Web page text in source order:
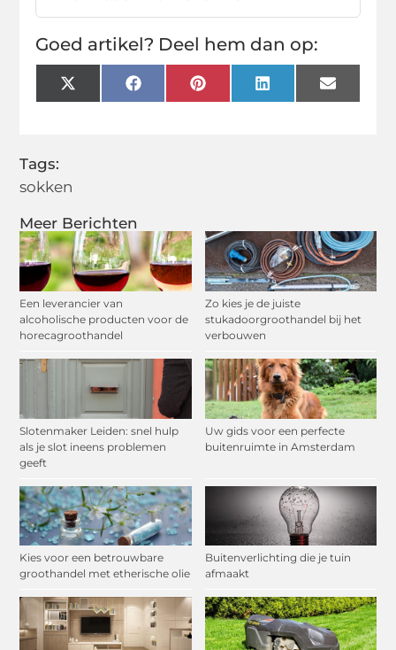
Meer Berichten
Een leverancier van
alcoholische producten voor de
horecagroothandel
Zo kies je de juiste
stukadoorgroothandel bij het
verbouwen
Slotenmaker Leiden: snel hulp
als je slot ineens problemen
geeft
Uw gids voor een perfecte
buitenruimte in Amsterdam
Kies voor een betrouwbare
groothandel met etherische olie
Buitenverlichting die je tuin
afmaakt
Goed artikel? Deel hem dan op:
X
(Twitter)
FacebookPinterestLinkedInEmail
Tags:
sokken